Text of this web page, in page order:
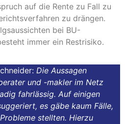
auf die Rente zu Fall zu
zu drängen.
bei BU-
immer ein Restrisiko.
Die Aussagen
und -makler im Netz
fahrlässig. Auf einigen
es gäbe kaum Fälle,
stellten. Hierzu